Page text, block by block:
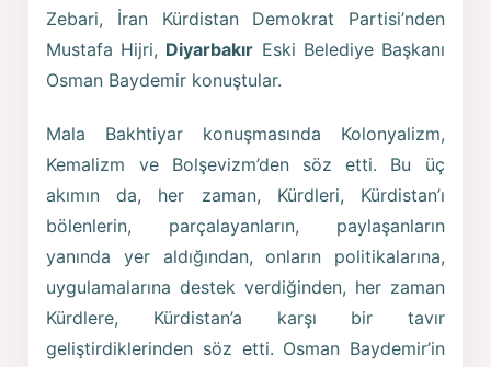
Zebari, İran Kürdistan Demokrat Partisi’nden
Mustafa Hijri, Diyarbakır Eski Belediye Başkanı
Osman Baydemir konuştular.
Mala Bakhtiyar konuşmasında Kolonyalizm,
Kemalizm ve Bolşevizm’den söz etti. Bu üç
akımın da, her zaman, Kürdleri, Kürdistan’ı
bölenlerin, parçalayanların, paylaşanların
yanında yer aldığından, onların politikalarına,
uygulamalarına destek verdiğinden, her zaman
Kürdlere, Kürdistan’a karşı bir tavır
geliştirdiklerinden söz etti. Osman Baydemir’in